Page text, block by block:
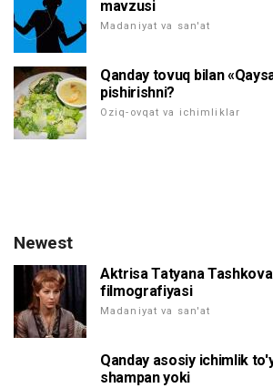
mavzusi
Madaniyat va san'at
Qanday tovuq bilan
pishirishni?
Oziq-ovqat va ichimliklar
Newest
Aktrisa Tatyana
filmografiyasi
Madaniyat va san'at
Qanday asosiy ichimlik
shampan yoki